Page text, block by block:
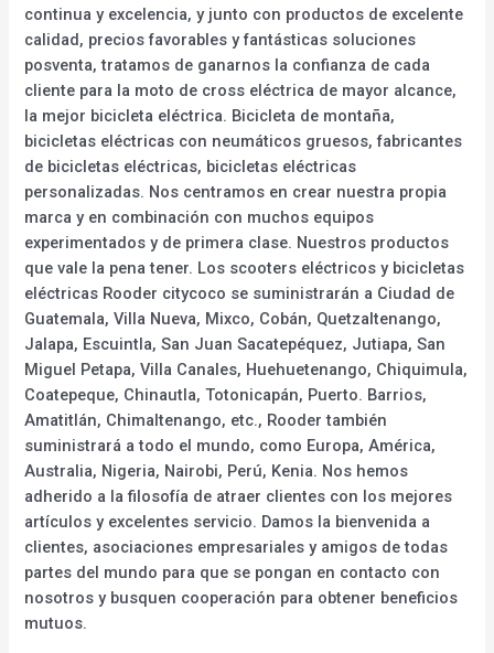
continua y excelencia, y junto con productos de excelente
calidad, precios favorables y fantásticas soluciones
posventa, tratamos de ganarnos la confianza de cada
cliente para la moto de cross eléctrica de mayor alcance,
la mejor bicicleta eléctrica. Bicicleta de montaña,
bicicletas eléctricas con neumáticos gruesos, fabricantes
de bicicletas eléctricas, bicicletas eléctricas
personalizadas. Nos centramos en crear nuestra propia
marca y en combinación con muchos equipos
experimentados y de primera clase. Nuestros productos
que vale la pena tener. Los scooters eléctricos y bicicletas
eléctricas Rooder citycoco se suministrarán a Ciudad de
Guatemala, Villa Nueva, Mixco, Cobán, Quetzaltenango,
Jalapa, Escuintla, San Juan Sacatepéquez, Jutiapa, San
Miguel Petapa, Villa Canales, Huehuetenango, Chiquimula,
Coatepeque, Chinautla, Totonicapán, Puerto. Barrios,
Amatitlán, Chimaltenango, etc., Rooder también
suministrará a todo el mundo, como Europa, América,
Australia, Nigeria, Nairobi, Perú, Kenia. Nos hemos
adherido a la filosofía de atraer clientes con los mejores
artículos y excelentes servicio. Damos la bienvenida a
clientes, asociaciones empresariales y amigos de todas
partes del mundo para que se pongan en contacto con
nosotros y busquen cooperación para obtener beneficios
mutuos.